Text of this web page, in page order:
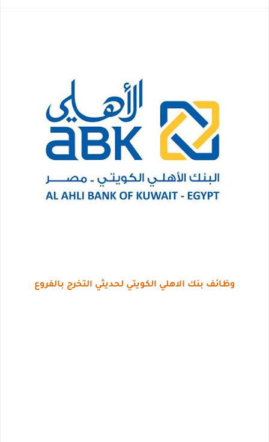
وظائف بنك الاهلي الكويتي لحديثي التخرج بالفروع